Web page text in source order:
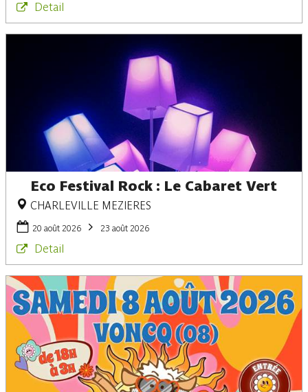
Detail
Eco Festival Rock : Le Cabaret Vert
CHARLEVILLE MEZIERES
20 août 2026 23 août 2026
Detail